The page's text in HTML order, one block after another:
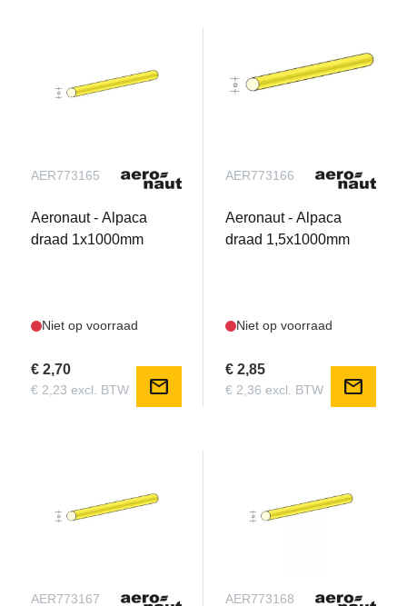
AER773165
Aeronaut - Alpaca
draad 1x1000mm
Niet op voorraad
€ 2,70
€ 2,23 excl. BTW mail
AER773166
Aeronaut - Alpaca
draad 1,5x1000mm
Niet op voorraad
€ 2,85
€ 2,36 excl. BTW mail
AER773167 AER773168